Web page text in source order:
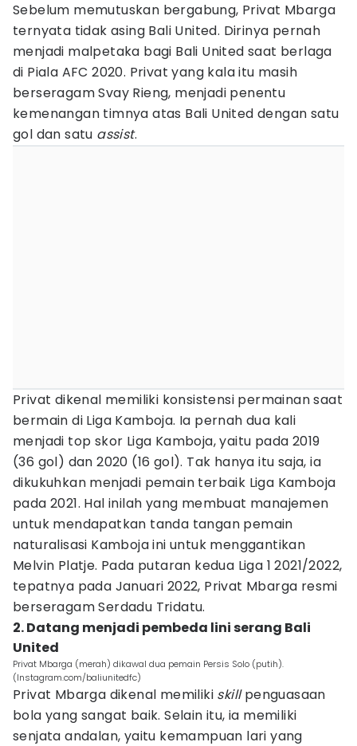
Sebelum memutuskan bergabung, Privat Mbarga
ternyata tidak asing Bali United. Dirinya pernah
menjadi malpetaka bagi Bali United saat berlaga
di Piala AFC 2020. Privat yang kala itu masih
berseragam Svay Rieng, menjadi penentu
kemenangan timnya atas Bali United dengan satu
gol dan satu assist.
Privat dikenal memiliki konsistensi permainan saat
bermain di Liga Kamboja. Ia pernah dua kali
menjadi top skor Liga Kamboja, yaitu pada 2019
(36 gol) dan 2020 (16 gol). Tak hanya itu saja, ia
dikukuhkan menjadi pemain terbaik Liga Kamboja
pada 2021. Hal inilah yang membuat manajemen
untuk mendapatkan tanda tangan pemain
naturalisasi Kamboja ini untuk menggantikan
Melvin Platje. Pada putaran kedua Liga 1 2021/2022,
tepatnya pada Januari 2022, Privat Mbarga resmi
berseragam Serdadu Tridatu.
2. Datang menjadi pembeda lini serang Bali
United
Privat Mbarga (merah) dikawal dua pemain Persis Solo (putih).
(Instagram.com/baliunitedfc)
Privat Mbarga dikenal memiliki skillpenguasaan
bola yang sangat baik. Selain itu, ia memiliki
senjata andalan, yaitu kemampuan lari yang